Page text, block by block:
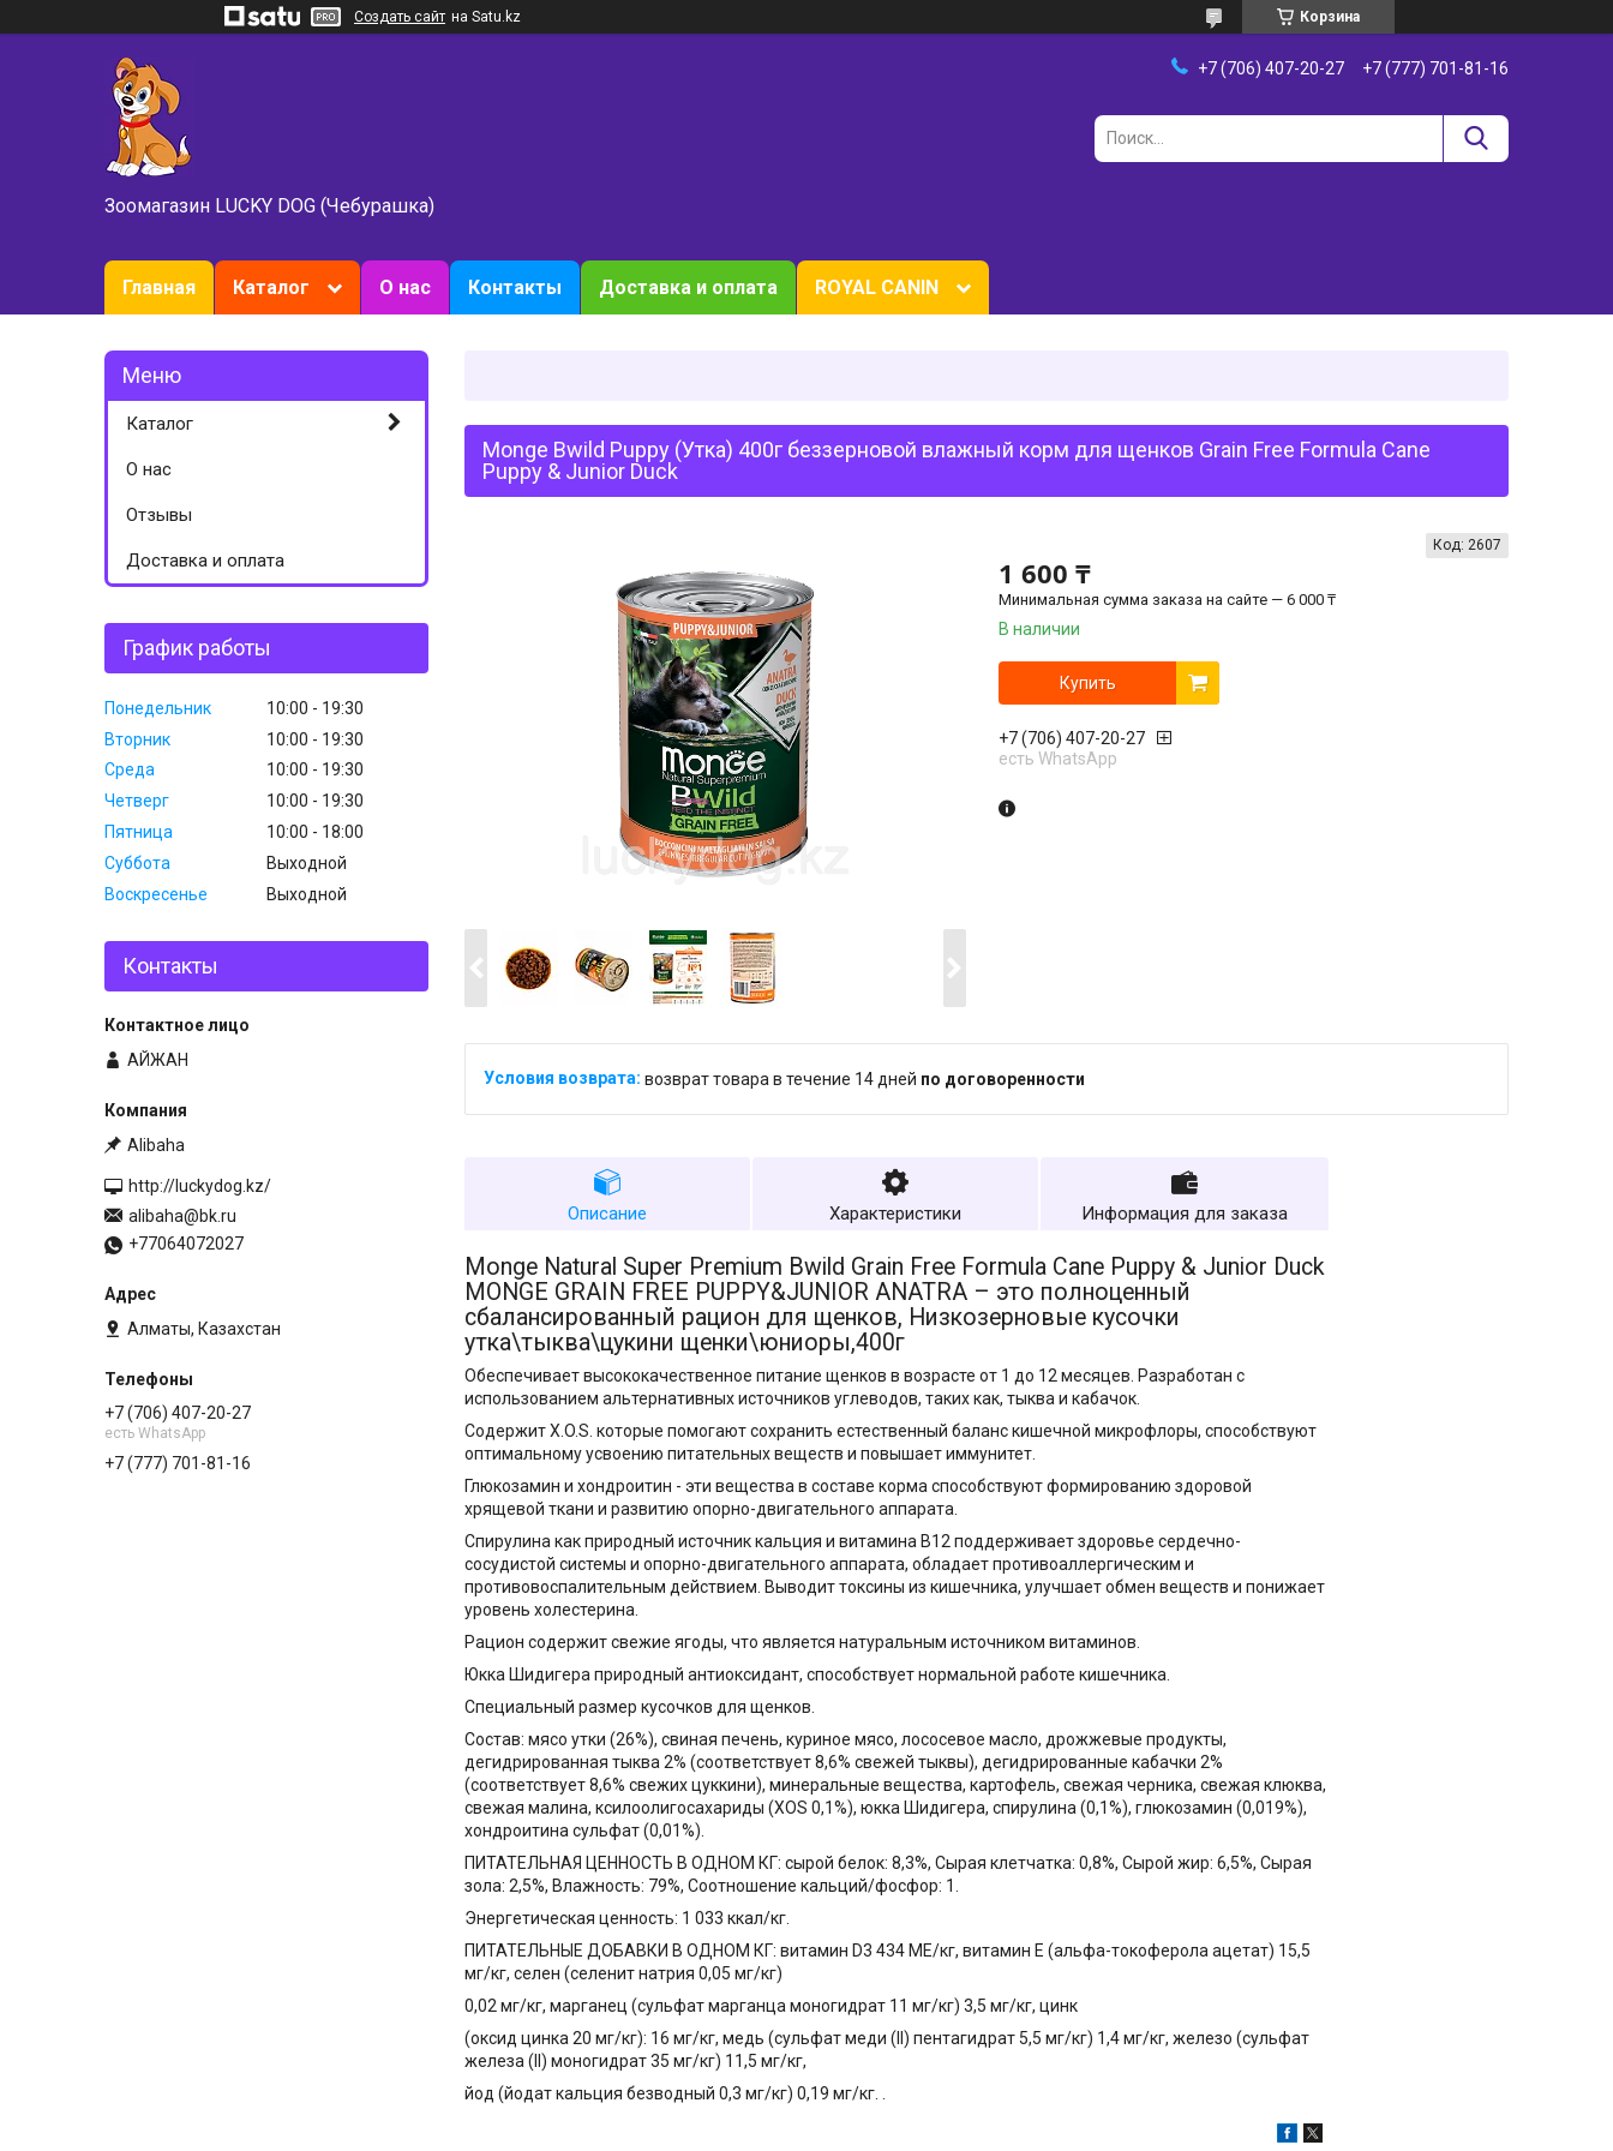
Создать сайт на Satu.kz Корзина
Зоомагазин LUCKY DOG (Чебурашка)
+7 (706) 407-20-27 +7 (777) 701-81-16
Главная Каталог О нас Контакты Доставка и оплата ROYAL CANIN
Monge Bwild Puppy (Утка) 400г беззерновой влажный корм для щенков Grain Free Formula Cane
Puppy & Junior Duck
1 600 ₸
Минимальная сумма заказа на сайте — 6 000 ₸
В наличии
Код: 2607
Купить
+7 (706) 407-20-27
есть WhatsApp
возврат товара в течение 14 дней по договоренности
Описание Характеристики Информация для заказа
Monge Natural Super Premium Bwild Grain Free Formula Cane Puppy & Junior Duck
MONGE GRAIN FREE PUPPY&JUNIOR ANATRA – это полноценный
сбалансированный рацион для щенков, Низкозерновые кусочки
утка\тыква\цукини щенки\юниоры,400г
Обеспечивает высококачественное питание щенков в возрасте от 1 до 12 месяцев. Разработан с
использованием альтернативных источников углеводов, таких как, тыква и кабачок.
Содержит X.O.S. которые помогают сохранить естественный баланс кишечной микрофлоры, способствуют
оптимальному усвоению питательных веществ и повышает иммунитет.
Глюкозамин и хондроитин - эти вещества в составе корма способствуют формированию здоровой
хрящевой ткани и развитию опорно-двигательного аппарата.
Спирулина как природный источник кальция и витамина В12 поддерживает здоровье сердечно-
сосудистой системы и опорно-двигательного аппарата, обладает противоаллергическим и
противовоспалительным действием. Выводит токсины из кишечника, улучшает обмен веществ и понижает
уровень холестерина.
Рацион содержит свежие ягоды, что является натуральным источником витаминов.
Юкка Шидигера природный антиоксидант, способствует нормальной работе кишечника.
Специальный размер кусочков для щенков.
Состав: мясо утки (26%), свиная печень, куриное мясо, лососевое масло, дрожжевые продукты,
дегидрированная тыква 2% (соответствует 8,6% свежей тыквы), дегидрированные кабачки 2%
(соответствует 8,6% свежих цуккини), минеральные вещества, картофель, свежая черника, свежая клюква,
свежая малина, ксилоолигосахариды (XOS 0,1%), юкка Шидигера, спирулина (0,1%), глюкозамин (0,019%),
хондроитина сульфат (0,01%).
ПИТАТЕЛЬНАЯ ЦЕННОСТЬ В ОДНОМ КГ: сырой белок: 8,3%, Сырая клетчатка: 0,8%, Сырой жир: 6,5%, Сырая
зола: 2,5%, Влажность: 79%, Соотношение кальций/фосфор: 1.
Энергетическая ценность: 1 033 ккал/кг.
ПИТАТЕЛЬНЫЕ ДОБАВКИ В ОДНОМ КГ: витамин D3 434 МЕ/кг, витамин E (альфа-токоферола ацетат) 15,5
мг/кг, селен (селенит натрия 0,05 мг/кг)
0,02 мг/кг, марганец (сульфат марганца моногидрат 11 мг/кг) 3,5 мг/кг, цинк
(оксид цинка 20 мг/кг): 16 мг/кг, медь (сульфат меди (II) пентагидрат 5,5 мг/кг) 1,4 мг/кг, железо (сульфат
железа (II) моногидрат 35 мг/кг) 11,5 мг/кг,
йод (йодат кальция безводный 0,3 мг/кг) 0,19 мг/кг. .
Каталог
О нас
Отзывы
Доставка и оплата
График работы
Понедельник 10:00
19:30
Вторник
10:00
19:30
Среда
10:00
19:30
Четверг
10:00
19:30
Пятница
10:00
18:00
Суббота
Выходной
Воскресенье
Выходной
Контакты
АЙЖАН
Alibaha
http://luckydog.kz/
alibaha@bk.ru
+77064072027
Алматы, Казахстан
+7 (706) 407-20-27
есть WhatsApp
+7 (777) 701-81-16